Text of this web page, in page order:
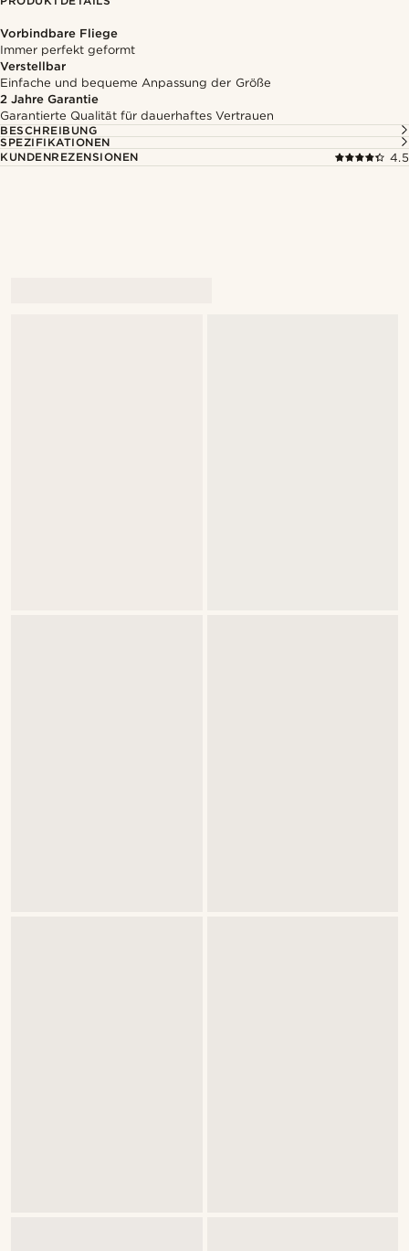
Vorbindbare Fliege
Immer perfekt geformt
Verstellbar
Einfache und bequeme Anpassung der Größe
2 Jahre Garantie
Garantierte Qualität für dauerhaftes Vertrauen
BESCHREIBUNG
SPEZIFIKATIONEN
KUNDENREZENSIONEN
4.5